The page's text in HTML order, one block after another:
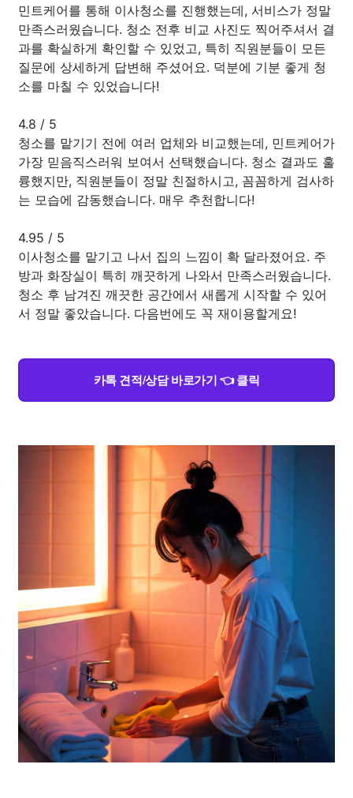
민트케어를 통해 이사청소를 진행했는데, 서비스가 정말
만족스러웠습니다. 청소 전후 비교 사진도 찍어주셔서 결
과를 확실하게 확인할 수 있었고, 특히 직원분들이 모든
질문에 상세하게 답변해 주셨어요. 덕분에 기분 좋게 청
소를 마칠 수 있었습니다!
4.8 / 5
청소를 맡기기 전에 여러 업체와 비교했는데, 민트케어가
가장 믿음직스러워 보여서 선택했습니다. 청소 결과도 훌
륭했지만, 직원분들이 정말 친절하시고, 꼼꼼하게 검사하
는 모습에 감동했습니다. 매우 추천합니다!
4.95 / 5
이사청소를 맡기고 나서 집의 느낌이 확 달라졌어요. 주
방과 화장실이 특히 깨끗하게 나와서 만족스러웠습니다.
청소 후 남겨진 깨끗한 공간에서 새롭게 시작할 수 있어
서 정말 좋았습니다. 다음번에도 꼭 재이용할게요!
카톡 견적/상담 바로가기 👈 클릭